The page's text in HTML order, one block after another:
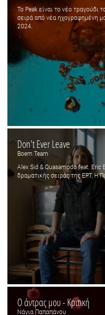
Το Peak είναι το νέο τραγούδι
σειρά από νέα ηχογραφημένη
2024.
Don't Ever Leave
Boem Team
Alex Sid & Quasamodo feat.
δραματικής σειράς της ΕΡΤ, Η
Ο άντρας μου - Κριτική
Νάγια Παπαπάνου